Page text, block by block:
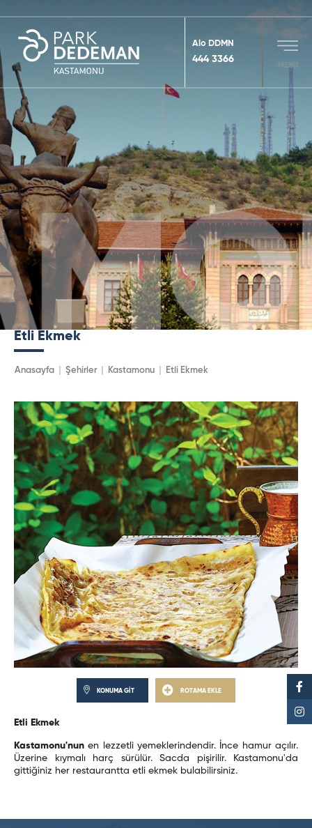
Alo DDMN
444 3366
MENU
Etli Ekmek
Anasayfa Şehirler Kastamonu Etli Ekmek
KONUMA GİT ROTAMA EKLE
Etli Ekmek
Kastamonu'nun en lezzetli yemeklerindendir. İnce hamur açılır.
Üzerine kıymalı harç sürülür. Sacda pişirilir. Kastamonu'da
gittiğiniz her restaurantta etli ekmek bulabilirsiniz.